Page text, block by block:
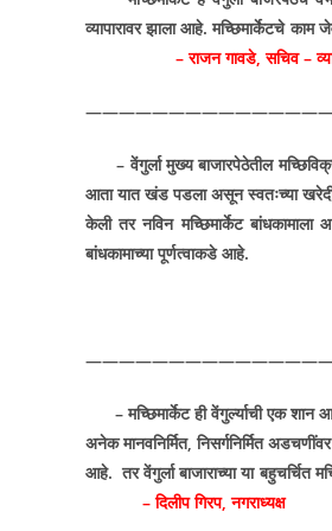
व्यापारावर झाला आहे.
– राजन गावडे,सचिव –
–वेंगुर्ला मुख्य बाजारपेठेतील
आता यात खंड पडला असून स्वतःच्या
केली तर नविन मच्छिमार्केट
बांधकामाच्या पूर्णत्वाकडे आहे.
–मच्छिमार्केट ही वेंगुर्ल्याची एक
अनेक मानवनिर्मित,निसर्गनिर्मित
आहे. तर वेंगुर्ला बाजाराच्या
– दिलीप गिरप,नगराध्यक्ष